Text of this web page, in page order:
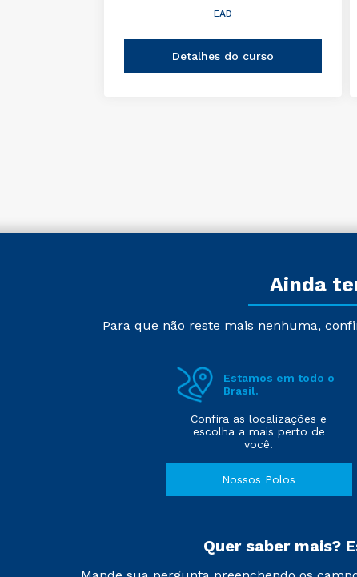
EAD
Detalhes do curso
Ainda
Para que não reste mais nenhuma,
Estamos em todo o
Brasil.
Confira as localizações e
escolha a mais perto de
você!
Nossos Polos
Quer saber mais?